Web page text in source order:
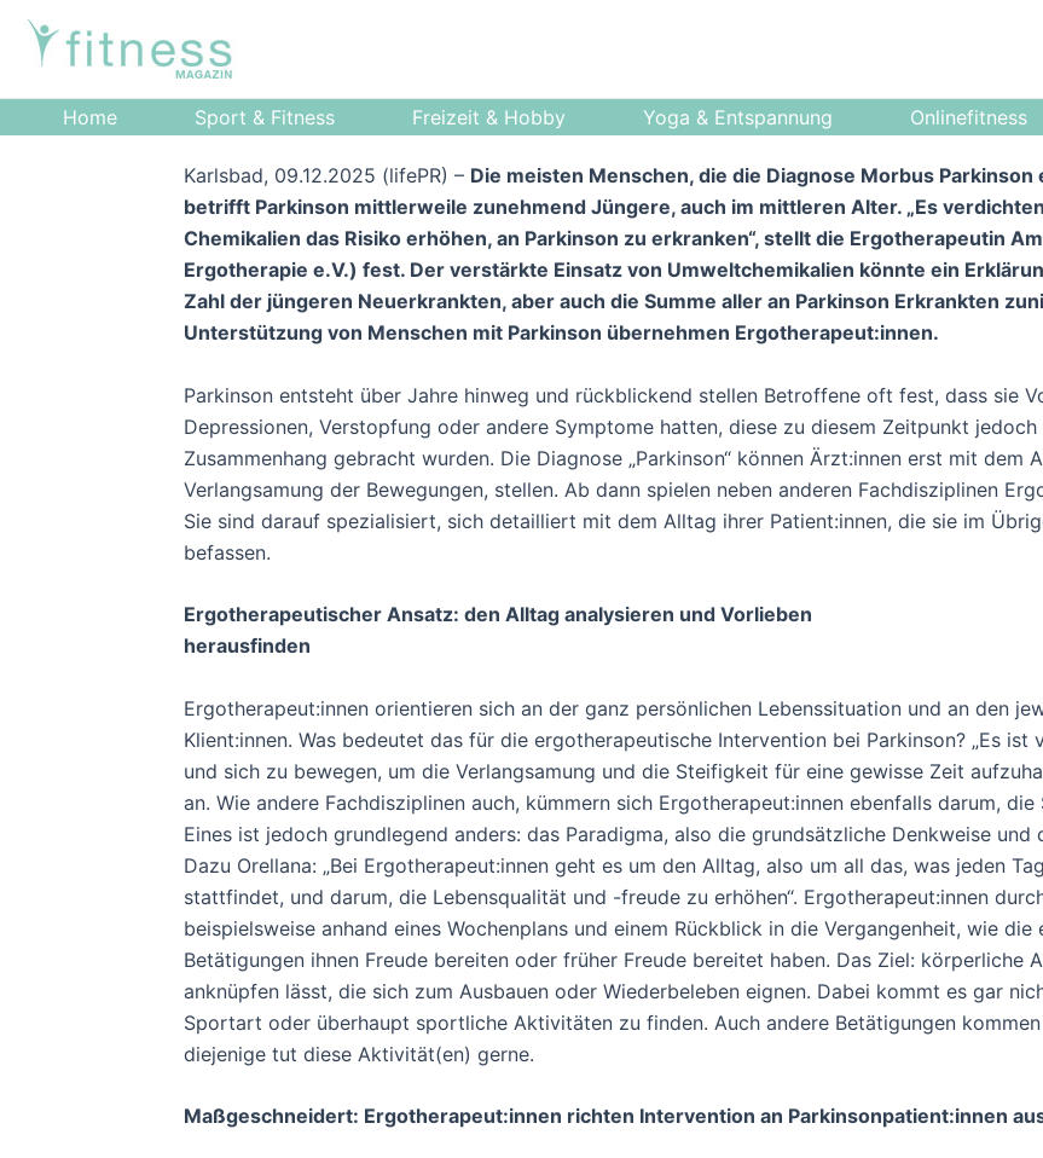
Zum
Inhalt
Home
Sport & Fitness Freizeit & Hobby Yoga & Entspannung Onlinefitness
Karlsbad, 09.12.2025 (lifePR) – Die meisten Menschen, die die Diagnose Morbus
betrifft Parkinson mittlerweile zunehmend Jüngere, auch im mittleren Alter. „Es
Chemikalien das Risiko erhöhen, an Parkinson zu erkranken“, stellt die Ergotherapeutin
Ergotherapie e.V.) fest. Der verstärkte Einsatz von Umweltchemikalien könnte ein
Zahl der jüngeren Neuerkrankten, aber auch die Summe aller an Parkinson Erkrankten
Unterstützung von Menschen mit Parkinson übernehmen Ergotherapeut:innen.
Parkinson entsteht über Jahre hinweg und rückblickend stellen Betroffene oft fest, dass sie
Depressionen, Verstopfung oder andere Symptome hatten, diese zu diesem Zeitpunkt
Zusammenhang gebracht wurden. Die Diagnose „Parkinson“ können Ärzt:innen erst mit dem
Verlangsamung der Bewegungen, stellen. Ab dann spielen neben anderen Fachdisziplinen
Sie sind darauf spezialisiert, sich detailliert mit dem Alltag ihrer Patient:innen, die sie im
befassen.
Ergotherapeutischer Ansatz: den Alltag analysieren und Vorlieben
herausfinden
Ergotherapeut:innen orientieren sich an der ganz persönlichen Lebenssituation und an den
Klient:innen. Was bedeutet das für die ergotherapeutische Intervention bei Parkinson? „Es
und sich zu bewegen, um die Verlangsamung und die Steifigkeit für eine gewisse Zeit
an. Wie andere Fachdisziplinen auch, kümmern sich Ergotherapeut:innen ebenfalls darum,
Eines ist jedoch grundlegend anders: das Paradigma, also die grundsätzliche Denkweise
Dazu Orellana: „Bei Ergotherapeut:innen geht es um den Alltag, also um all das, was jeden
stattfindet, und darum, die Lebensqualität und -freude zu erhöhen“. Ergotherapeut:innen
beispielsweise anhand eines Wochenplans und einem Rückblick in die Vergangenheit, wie die
Betätigungen ihnen Freude bereiten oder früher Freude bereitet haben. Das Ziel: körperliche
anknüpfen lässt, die sich zum Ausbauen oder Wiederbeleben eignen. Dabei kommt es gar
Sportart oder überhaupt sportliche Aktivitäten zu finden. Auch andere Betätigungen
diejenige tut diese Aktivität(en) gerne.
Maßgeschneidert: Ergotherapeut:innen richten Intervention an Parkinsonpatient:innen
navigation